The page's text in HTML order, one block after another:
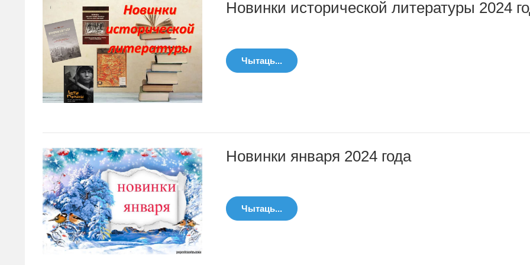
Новинки исторической литературы 2024
Чытаць...
Новинки января 2024 года
Чытаць...